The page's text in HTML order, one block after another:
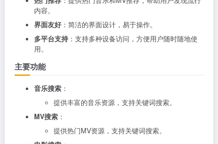
内容。
界面友好 ：简洁的界面设计，易于操作。
多平台支持 ：支持多种设备访问，方便用户随时随地使
用。
主要功能
音乐搜索 ：
提供丰富的音乐资源，支持关键词搜索。
MV搜索 ：
提供热门MV资源，支持关键词搜索。